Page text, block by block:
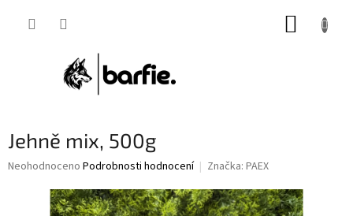
Jehně mix, 500g
Průměrné
produktu
Neohodnoceno Podrobnosti hodnocení Značka: PAEX